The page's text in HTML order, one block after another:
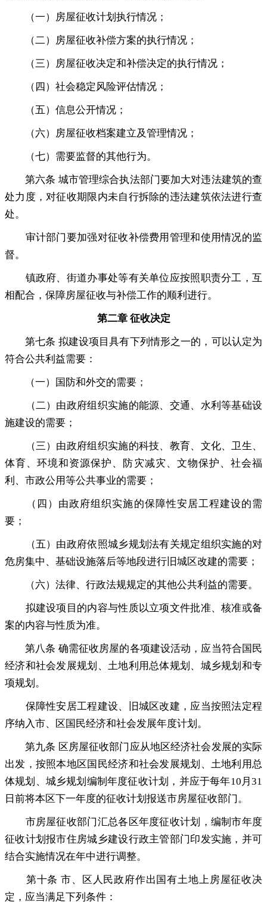
（一）房屋征收计划执行情况 ；
（二）房屋征收补偿方案的执行情况 ；
（三）房屋征收决定和补偿决定的执行情况 ；
（四）社会稳定风险评估情况 ；
（五）信息公开情况 ；
（六）房屋征收档案建立及管理情况 ；
（七）需要监督的其他行为。
第六条 城市管理综合执法部门要加大对违法建筑的查
处力度，对征收期限内未自行拆除的违法建筑依法进行查
处。
审计部门要加强对征收补偿费用管理和使用情况的监
督。
镇政府、街道办事处等有关单位应按照职责分工 ，互
相配合，保障房屋征收与补偿工作的顺利进行。
第二章 征收决定
第七条 拟建设项目具有下列情形之一的 ， 可以认定为
符合公共利益需要：
（一）国防和外交的需要 ；
（二）由政府组织实施的能源、交通、水利等基础设
施建设的需要 ；
（三）由政府组织实施的科技、教育、文化、卫生、
体育、环境和资源保护、防灾减灾、文物保护、社会福
利、市政公用等公共事业的需要 ；
（四）由政府组织实施的保障性安居工程建设的需
要 ；
（五）由政府依照城乡规划法有关规定组织实施的对
危房集中、基础设施落后等地段进行旧城区改建的需要 ；
（六）法律、行政法规规定的其他公共利益的需要。
拟建设项目的内容与性质以立项文件批准、核准或备
案的内容与性质为准。
第八条 确需征收房屋的各项建设活动 ， 应当符合国民
经济和社会发展规划、土地利用总体规划、城乡规划和专
项规划。
保障性安居工程建设、旧城区改建 ， 应当按照法定程
序纳入市、区国民经济和社会发展年度计划。
第九条 区房屋征收部门应从地区经济社会发展的实际
出发 ， 按照本地区国民经济和社会发展规划、土地利用总
体规划、城乡规划编制年度征收计划，并应于每年10月31
日前将本区下一年度的征收计划报送市房屋征收部门。
市房屋征收部门汇总各区年度征收计划 ， 编制市年度
征收计划报市住房城乡建设行政主管部门印发实施，并可
结合实施情况在年中进行调整。
第十条 市、区人民政府作出国有土地上房屋征收决
定 ， 应当满足下列条件：